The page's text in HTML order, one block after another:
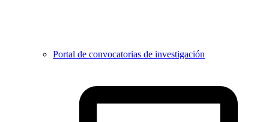
Portal de convocatorias de investigación